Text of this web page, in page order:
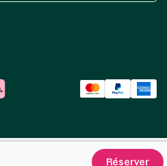
Réserver